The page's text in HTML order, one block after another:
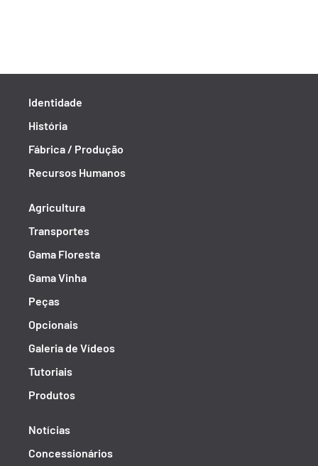
Identidade
História
Fábrica / Produção
Recursos Humanos
Agricultura
Transportes
Gama Floresta
Gama Vinha
Peças
Opcionais
Galeria de Vídeos
Tutoriais
Produtos
Notícias
Concessionários